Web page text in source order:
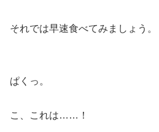
それでは早速食べてみましょう。
ぱくっ。
こ、これは……！